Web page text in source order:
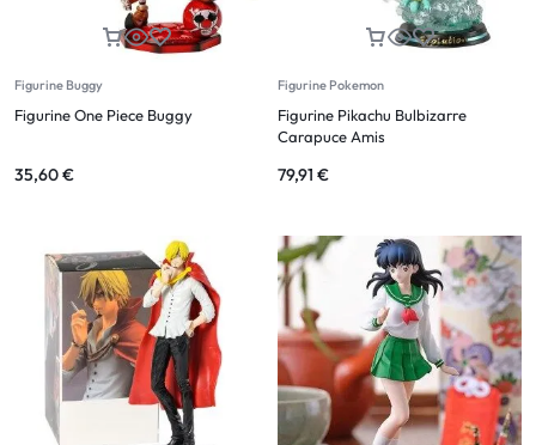
Figurine Buggy
Figurine One Piece Buggy
35,60€
Figurine Pokemon
Figurine Pikachu Bulbizarre
Carapuce Amis
79,91 €